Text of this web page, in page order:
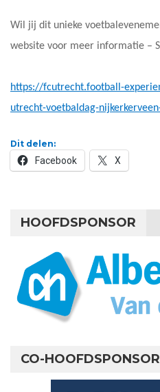
Wil jij dit unieke
website voor meer informatie –
https://fcutrecht.football-
utrecht-voetbaldag-
Dit delen:
Facebook X
HOOFDSPONSOR
CO-HOOFDSPONSOR